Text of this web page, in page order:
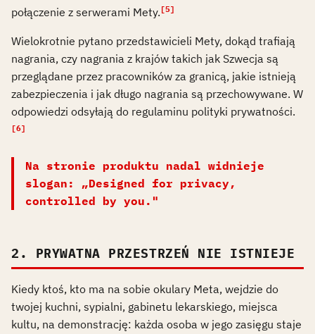
połączenie z serwerami Mety. [5]
Wielokrotnie pytano przedstawicieli Mety, dokąd trafiają
nagrania, czy nagrania z krajów takich jak Szwecja są
przeglądane przez pracowników za granicą, jakie istnieją
zabezpieczenia i jak długo nagrania są przechowywane. W
odpowiedzi odsyłają do regulaminu polityki prywatności.
[6]
Na stronie produktu nadal widnieje
slogan: „Designed for privacy,
controlled by you."
2. PRYWATNA PRZESTRZEŃ NIE ISTNIEJE
Kiedy ktoś, kto ma na sobie okulary Meta, wejdzie do
twojej kuchni, sypialni, gabinetu lekarskiego, miejsca
kultu, na demonstrację: każda osoba w jego zasięgu staje